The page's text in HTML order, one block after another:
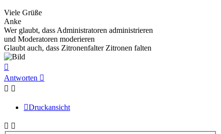
Viele Grüße
Anke
Wer glaubt, dass Administratoren administrieren
und Moderatoren moderieren
Glaubt auch, dass Zitronenfalter Zitronen falten
oben
Antworten
Druckansicht